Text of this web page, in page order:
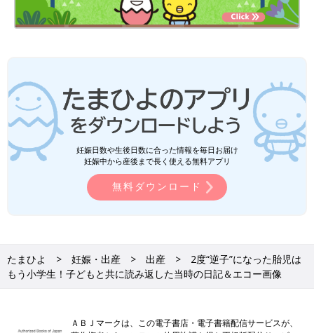
もにここまで緊張して過ごしてきたのだと、改めて実感。当時、
仕事もしており、通勤も満員電車の時間はさけるなどして過ごし
妊娠20週目のエコー写真
妊娠日数や生後日数に合った情報を毎日お届け
妊娠中から産後まで長く使える無料アプリ
無料ダウンロード
たまひよ 妊娠・出産 出産
2度“逆子”になった胎児は
もう小学生！子どもと共に読み返した当時の日記＆エコー画像
ＡＢＪマークは、この電子書店・電子書籍配信サービスが、